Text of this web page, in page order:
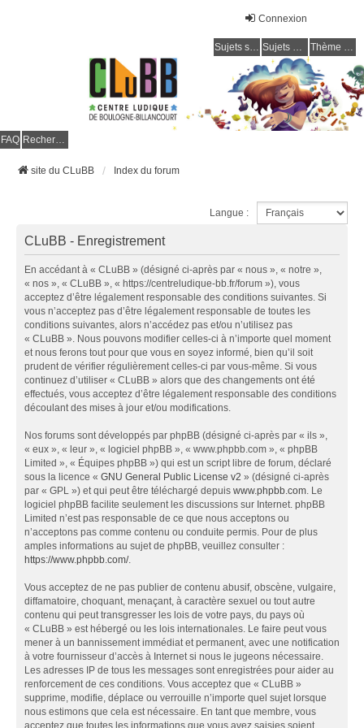
Connexion
Sujets sans réponse Sujets actifs Thème clair / foncé
FAQ Rechercher
site du CLuBB Index du forum
Langue :
CLuBB - Enregistrement
En accédant à « CLuBB » (désigné ci-après par « nous », « notre »,
« nos », « CLuBB », « https://centreludique-bb.fr/forum »), vous
acceptez d’être légalement responsable des conditions suivantes. Si
vous n’acceptez pas d’être légalement responsable de toutes les
conditions suivantes, alors n’accédez pas et/ou n’utilisez pas
« CLuBB ». Nous pouvons modifier celles-ci à n’importe quel moment
et nous ferons tout pour que vous en soyez informé, bien qu’il soit
prudent de vérifier régulièrement celles-ci par vous-même. Si vous
continuez d’utiliser « CLuBB » alors que des changements ont été
effectués, vous acceptez d’être légalement responsable des conditions
découlant des mises à jour et/ou modifications.
Nos forums sont développés par phpBB (désigné ci-après par « ils »,
« eux », « leur », « logiciel phpBB », « www.phpbb.com », « phpBB
Limited », « Équipes phpBB ») qui est un script libre de forum, déclaré
sous la licence « GNU General Public License v2 » (désigné ci-après
par « GPL ») et qui peut être téléchargé depuis www.phpbb.com. Le
logiciel phpBB facilite seulement les discussions sur Internet. phpBB
Limited n’est pas responsable de ce que nous acceptons ou
n’acceptons pas comme contenu ou conduite permis. Pour de plus
amples informations au sujet de phpBB, veuillez consulter :
https://www.phpbb.com/.
Vous acceptez de ne pas publier de contenu abusif, obscène, vulgaire,
diffamatoire, choquant, menaçant, à caractère sexuel ou tout autre
contenu qui peut transgresser les lois de votre pays, du pays où
« CLuBB » est hébergé ou les lois internationales. Le faire peut vous
mener à un bannissement immédiat et permanent, avec une notification
à votre fournisseur d’accès à Internet si nous le jugeons nécessaire.
Les adresses IP de tous les messages sont enregistrées pour aider au
renforcement de ces conditions. Vous acceptez que « CLuBB »
supprime, modifie, déplace ou verrouille n’importe quel sujet lorsque
nous estimons que cela est nécessaire. En tant que membre, vous
acceptez que toutes les informations que vous avez saisies soient